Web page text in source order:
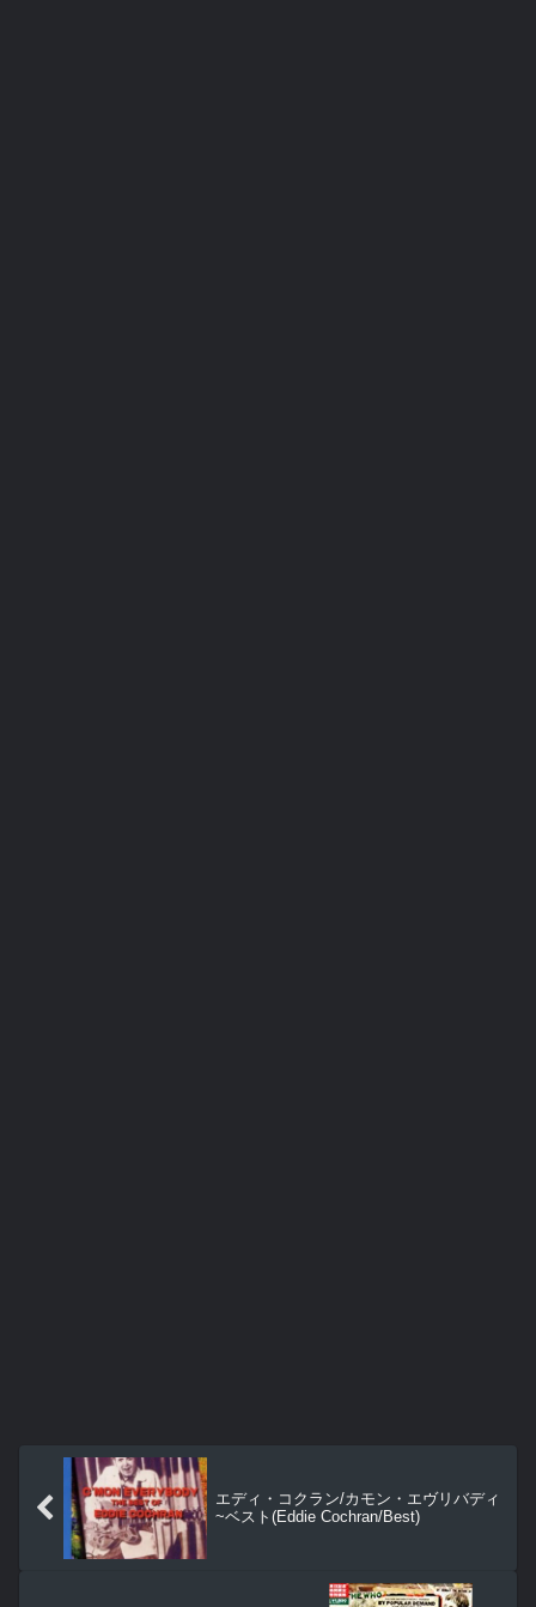
エディ・コクラン/カモン・エヴリバディ
~ベスト(Eddie Cochran/Best)